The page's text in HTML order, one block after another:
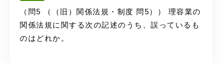
（問5 （（旧）関係法規・制度 問5）） 理容業の
関係法規に関する次の記述のうち、誤っているも
のはどれか。